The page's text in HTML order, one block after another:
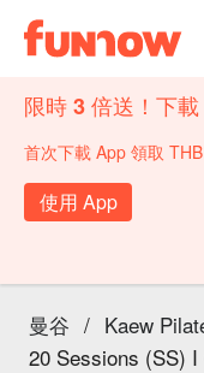
限時 3 倍送！下
首次下載 App 領取
使用 App
曼谷 / Kaew
20 Sessions (SS)